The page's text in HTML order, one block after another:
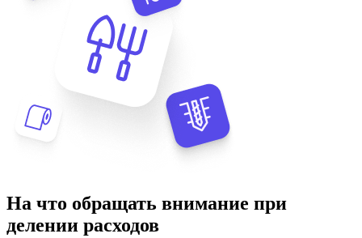
На что обращать внимание при
делении расходов